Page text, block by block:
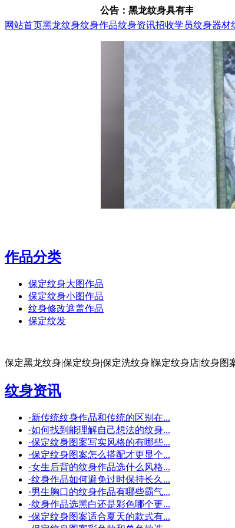
公告：黑龙纹身具有丰富的纹身、
网站首页黑龙纹身纹身作品纹身资讯招收学员纹身器材
作品分类
保定纹身大图作品
保定纹身小图作品
纹身修改遮盖作品
保定纹发
保定黑龙纹身|保定纹身|保定洗纹身∣保定纹身店|纹身
纹身资讯
·新传统纹身作品和传统的区别在...
·如何找到能理解自己想法的纹身...
·保定纹身图案写实风格的有哪些...
·保定纹身图案怎么搭配才更显个...
·女生后背的纹身作品选什么风格...
·纹身作品如何避免过时保持长久...
·男生胸口的纹身作品有哪些霸气...
·纹身作品选黑白还是彩色哪个更...
·保定纹身图案适合夏天的款式有...